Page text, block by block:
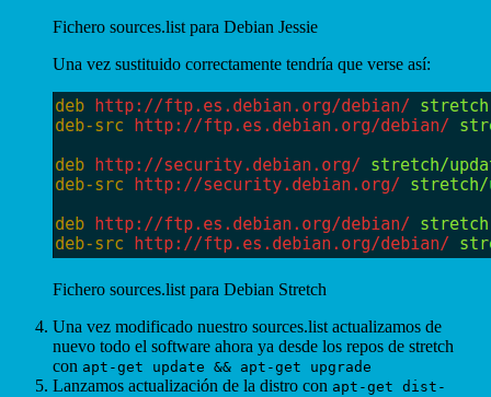
Fichero sources.list para Debian Jessie
Una vez sustituido correctamente tendría que verse así:
Fichero sources.list para Debian Stretch
Una vez modificado nuestro sources.list actualizamos de
nuevo todo el software ahora ya desde los repos de stretch
con apt-get update && apt-get upgrade
Lanzamos actualización de la distro con apt-get dist-